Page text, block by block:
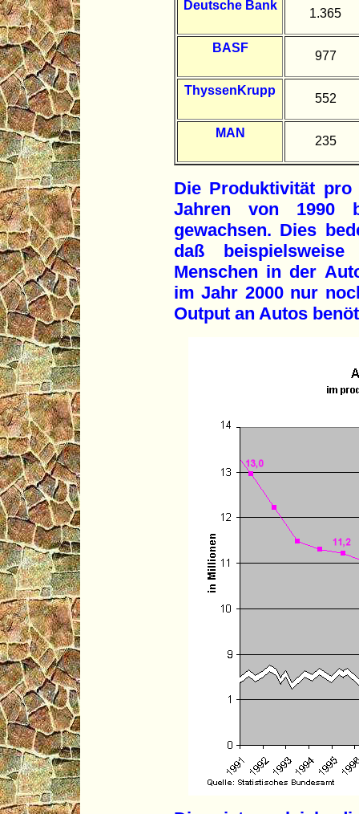
Deutsche Bank
1.365
BASF
977
ThyssenKrupp
552
MAN
235
Die Produktivität
Jahren von 1990
gewachsen. Dies
daß
Menschen in der
im Jahr 2000 nur
Output an Autos